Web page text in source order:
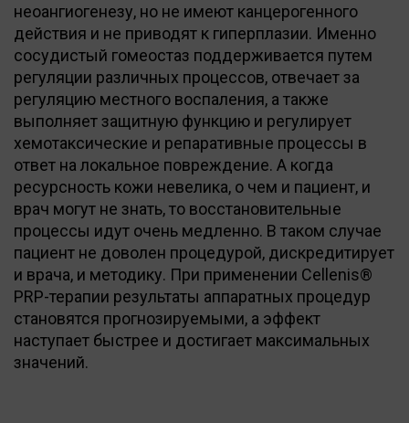
неоангиогенезу, но не имеют канцерогенного
действия и не приводят к гиперплазии. Именно
сосудистый гомеостаз поддерживается путем
регуляции различных процессов, отвечает за
регуляцию местного воспаления, а также
выполняет защитную функцию и регулирует
хемотаксические и репаративные процессы в
ответ на локальное повреждение. А когда
ресурсность кожи невелика, о чем и пациент, и
врач могут не знать, то восстановительные
процессы идут очень медленно. В таком случае
пациент не доволен процедурой, дискредитирует
и врача, и методику. При применении Cellenis®
PRP-терапии результаты аппаратных процедур
становятся прогнозируемыми, а эффект
наступает быстрее и достигает максимальных
значений.